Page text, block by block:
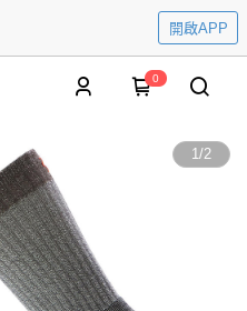
開啟APP
0
1/2